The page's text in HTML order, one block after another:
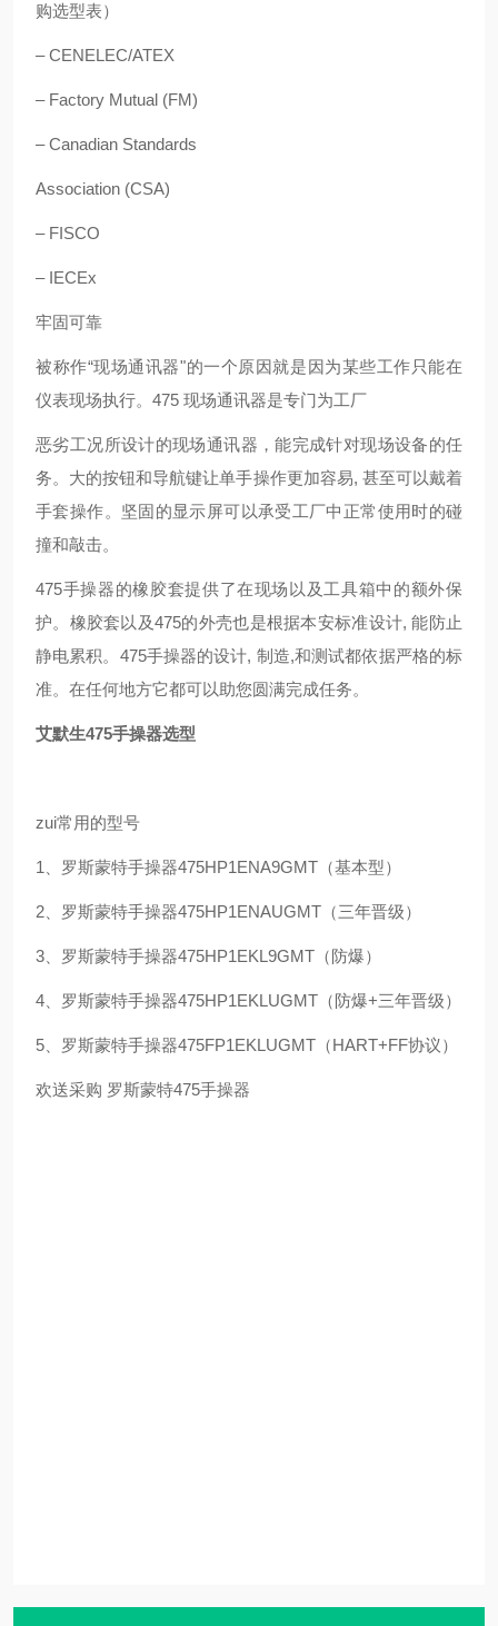
购选型表）
– CENELEC/ATEX
– Factory Mutual (FM)
– Canadian Standards
Association (CSA)
– FISCO
– IECEx
牢固可靠
被称作“现场通讯器"的一个原因就是因为某些工作只能在
仪表现场执行。475 现场通讯器是专门为工厂
恶劣工况所设计的现场通讯器，能完成针对现场设备的任
务。大的按钮和导航键让单手操作更加容易, 甚至可以戴着
手套操作。坚固的显示屏可以承受工厂中正常使用时的碰
撞和敲击。
475手操器的橡胶套提供了在现场以及工具箱中的额外保
护。橡胶套以及475的外壳也是根据本安标准设计, 能防止
静电累积。475手操器的设计, 制造,和测试都依据严格的标
准。在任何地方它都可以助您圆满完成任务。
艾默生475手操器选型
zui常用的型号
1、罗斯蒙特手操器475HP1ENA9GMT（基本型）
2、罗斯蒙特手操器475HP1ENAUGMT（三年晋级）
3、罗斯蒙特手操器475HP1EKL9GMT（防爆）
4、罗斯蒙特手操器475HP1EKLUGMT（防爆+三年晋级）
5、罗斯蒙特手操器475FP1EKLUGMT（HART+FF协议）
欢送采购 罗斯蒙特475手操器